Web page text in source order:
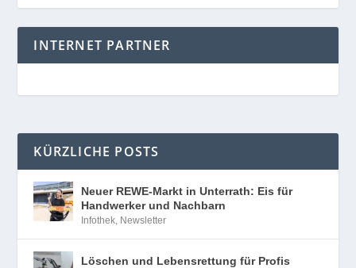
INTERNET PARTNER
KÜRZLICHE POSTS
Neuer REWE-Markt in Unterrath: Eis für
Handwerker und Nachbarn
Infothek, Newsletter
Löschen und Lebensrettung für Profis